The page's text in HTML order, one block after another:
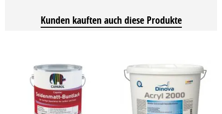
Styroporplatten kleben:STYROPORKLEBER aufrollen,
Kunden kauften auch diese Produkte